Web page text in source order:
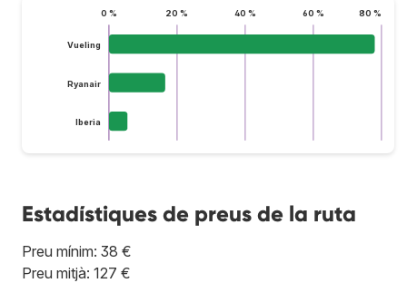
0 % 20 % 40 % 60 % 80 %
Vueling
Ryanair
Iberia
Estadístiques de preus de la ruta
Preu mínim: 38 €
Preu mitjà: 127 €